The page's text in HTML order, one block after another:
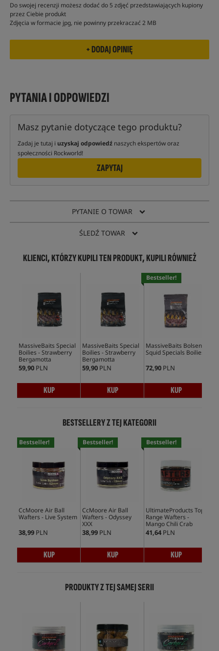
Do swojej recenzji możesz dodać do 5 zdjęć przedstawiających kupiony
przez Ciebie produkt
Zdjęcia w formacie jpg, nie powinny przekraczać 2 MB
PYTANIA I ODPOWIEDZI
Masz pytanie dotyczące tego produktu?
Zadaj je tutaj i uzyskaj odpowiedź naszych ekspertów oraz
społeczności Rockworld!
ZAPYTAJ
PYTANIE O TOWAR
ŚLEDŹ TOWAR
KLIENCI, KTÓRZY KUPILI TEN PRODUKT, KUPILI RÓWNIEŻ
MassiveBaits Special
Boilies - Strawberry
Bergamotta
59,90 PLN
KUP
MassiveBaits Special
Boilies - Strawberry
Bergamotta
59,90 PLN
KUP
Bestseller!
MassiveBaits Bolsena
Squid Specials Boilies
72,90 PLN
KUP
BESTSELLERY Z TEJ KATEGORII
Bestseller!
CcMoore Air Ball
Wafters - Live System
38,99 PLN
KUP
Bestseller!
CcMoore Air Ball
Wafters - Odyssey
XXX
38,99 PLN
KUP
Bestseller!
UltimateProducts Top
Range Wafters -
Mango Chili Crab
41,64 PLN
KUP
PRODUKTY Z TEJ SAMEJ SERII